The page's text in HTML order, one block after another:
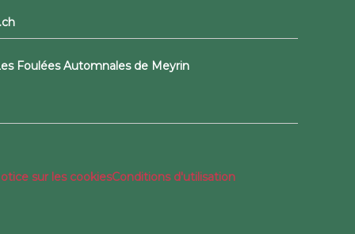
Foulées Automnales de Meyrin
sur les cookiesConditions d'utilisation